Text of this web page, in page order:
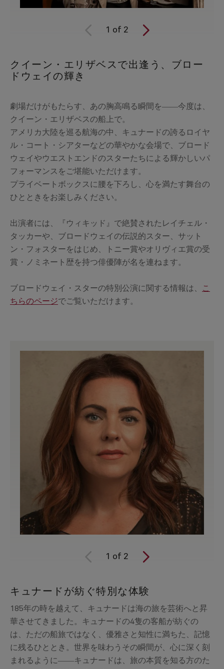
1 of 2
クイーン・エリザベスで出逢う、ブロー
ドウェイの輝き
劇場だけがもたらす、あの胸高鳴る瞬間を――今度は、
クイーン・エリザベスの船上で。
アメリカ大陸を巡る航海の中、キュナードの誇るロイヤ
ル・コート・シアターなどの華やかな会場で、ブロード
ウェイやウエストエンドのスターたちによる輝かしいパ
フォーマンスをご堪能いただけます。
プライベートボックスに腰を下ろし、心を満たす舞台の
ひとときをお楽しみください。
出演者には、『ウィキッド』で絶賛されたレイチェル・
タッカーや、ブロードウェイの伝説的スター、サット
ン・フォスターをはじめ、トニー賞やオリヴィエ賞の受
賞・ノミネート歴を持つ俳優陣が名を連ねます。
ブロードウェイ・スターの特別公演に関する情報は、
こ
ちらのページでご覧いただけます。
1 of 2
キュナードが紡ぐ特別な体験
185年の時を越えて、キュナードは海の旅を芸術へと昇
華させてきました。キュナードの4隻の客船が紡ぐの
は、ただの船旅ではなく、優雅さと知性に満ちた、記憶
に残るひととき。世界を味わうその瞬間が、心に深く刻
まれるように――キュナードは、旅の本質を知る方のた